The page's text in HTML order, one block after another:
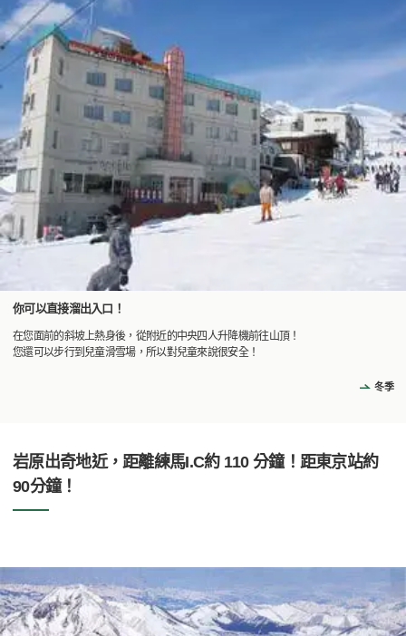
你可以直接溜出入口！
在您面前的斜坡上熱身後，從附近的中央四人升降機前往山頂！
您還可以步行到兒童滑雪場，所以對兒童來說很安全！
冬季
岩原出奇地近，距離練馬I.C約 110 分鐘！距東京站約
90分鐘！